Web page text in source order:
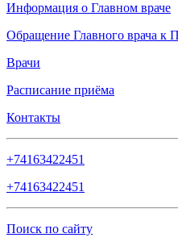
Информация о Главном враче
Обращение Главного врача к
Врачи
Расписание приёма
Контакты
+74163422451
+74163422451
Поиск по сайту